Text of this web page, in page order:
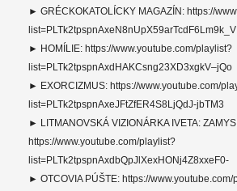
► GRÉCKOKATOLÍCKY MAGAZÍN: https://
list=PLTk2tpspnAxeN8nUpX59arTcdF6Lm9k_V
► HOMÍLIE: https://www.youtube.com/playlist?
list=PLTk2tpspnAxdHAKCsng23XD3xgkV–jQo
► EXORCIZMUS: https://www.youtube.com/
list=PLTk2tpspnAxeJFtZfER4S8LjQdJ-jbTM3
► LITMANOVSKÁ VIZIONÁRKA IVETA:
https://www.youtube.com/playlist?
list=PLTk2tpspnAxdbQpJlXexHONj4Z8xxeF0-
► OTCOVIA PÚŠTE: https://www.youtube.com/